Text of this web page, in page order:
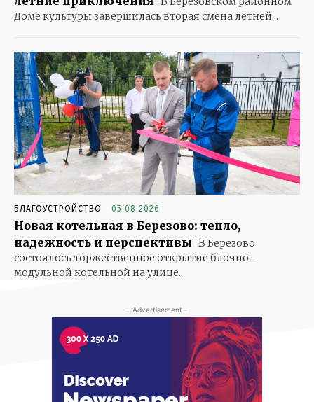
Доме культуры завершилась вторая смена летней...
БЛАГОУСТРОЙСТВО 05.08.2026
Новая котельная в Березово: тепло,
надежность и перспективы В Березово
состоялось торжественное открытие блочно-
модульной котельной на улице...
- Advertisement -